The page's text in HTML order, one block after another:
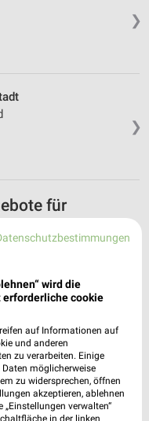
❯
❯
für
wird die
cookie
auf Informationen auf
und anderen
zu verarbeiten. Einige
möglicherweise
zu widersprechen, öffnen
akzeptieren, ablehnen
verwalten“
in der linken